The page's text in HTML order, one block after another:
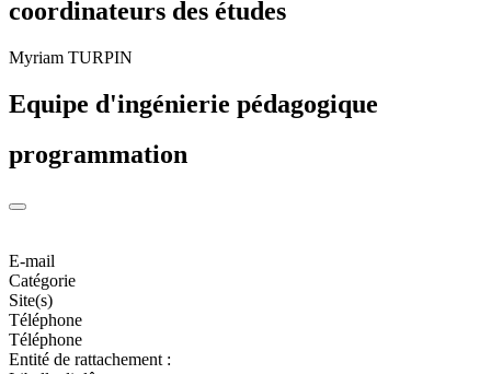
coordinateurs des études
Myriam TURPIN
Equipe d'ingénierie pédagogique
programmation
E-mail
Catégorie
Site(s)
Téléphone
Téléphone
Entité de rattachement :